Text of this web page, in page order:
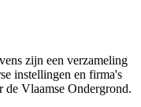
zijn een verzameling
instellingen en firma's
de Vlaamse Ondergrond.